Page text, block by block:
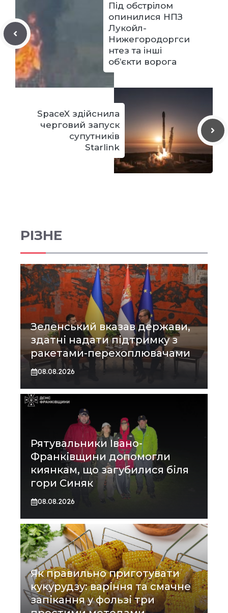
Під обстрілом
опинилися НПЗ
Лукойл-
Нижегородоргси
нтез та інші
об’єкти ворога
SpaceX здійснила
черговий запуск
супутників
Starlink
РІЗНЕ
Зеленський вказав держави,
здатні надати підтримку з
ракетами-перехоплювачами
08.08.2026
Рятувальники Івано-
Франківщини допомогли
киянкам, що загубилися біля
гори Синяк
08.08.2026
Як правильно приготувати
кукурудзу: варіння та смачне
запікання у фользі три